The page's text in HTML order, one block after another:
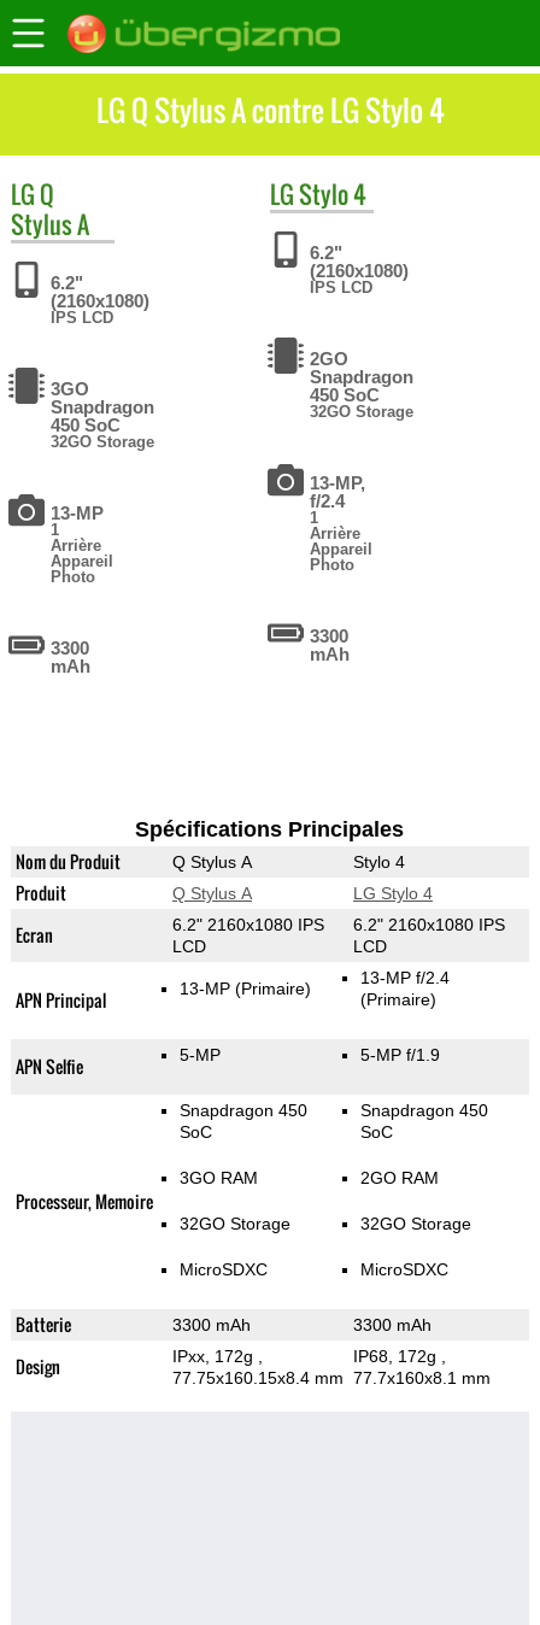
LG Q Stylus A contre LG Stylo 4
LG Q
Stylus A
6.2"
(2160x1080)
IPS LCD
3GO
Snapdragon
450 SoC
32GO Storage
13-MP
1
Arrière
Appareil
Photo
3300
mAh
LGStylo 4
6.2"
(2160x1080)
IPS LCD
2GO
Snapdragon
450 SoC
32GO Storage
13-MP,
f/2.4
1
Arrière
Appareil
Photo
3300
mAh
Spécifications Principales
Nom du Produit Q Stylus A Stylo 4
Produit Q Stylus A LG Stylo 4
Ecran
6.2" 2160x1080 IPS
LCD
6.2" 2160x1080 IPS
LCD
APN Principal 13-MP (Primaire)
13-MP f/2.4
(Primaire)
APN Selfie 5-MP 5-MP f/1.9
Processeur, Memoire
Snapdragon 450
SoC
3GO RAM
32GO Storage
MicroSDXC
Snapdragon 450
SoC
2GO RAM
32GO Storage
MicroSDXC
Batterie 3300 mAh 3300 mAh
Design IPxx, 172g
77.75x160.15x8.4 mm
IP68, 172g
77.7x160x8.1 mm